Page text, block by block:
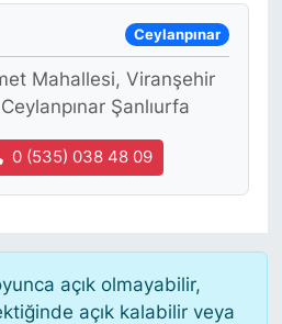
Ceylanpınar
Mahallesi, Viranşehir
Şanlıurfa
0 (535) 038 48 09
açık olmayabilir,
açık kalabilir veya